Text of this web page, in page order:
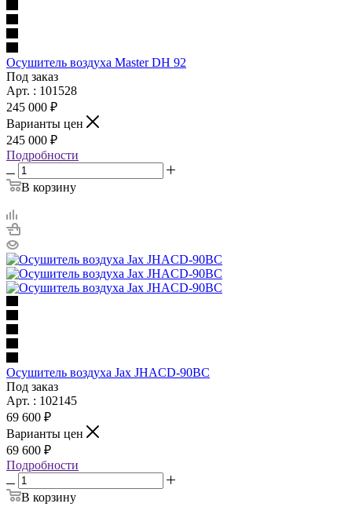
Осушитель воздуха Master DH 92
Под заказ
Арт. : 101528
245 000 ₽
Варианты цен
245 000 ₽
Подробности
В корзину
Осушитель воздуха Jax JHACD-90BC
Под заказ
Арт. : 102145
69 600 ₽
Варианты цен
69 600 ₽
Подробности
В корзину